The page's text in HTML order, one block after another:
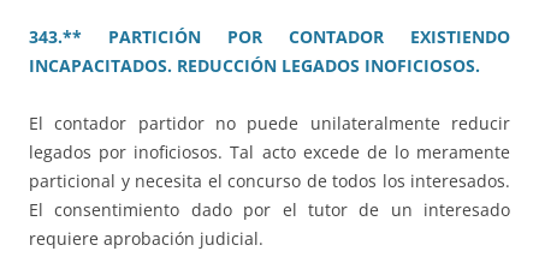
343.** PARTICIÓN POR CONTADOR EXISTIENDO
INCAPACITADOS. REDUCCIÓN LEGADOS INOFICIOSOS.
El contador partidor no puede unilateralmente reducir
legados por inoficiosos. Tal acto excede de lo meramente
particional y necesita el concurso de todos los interesados.
El consentimiento dado por el tutor de un interesado
requiere aprobación judicial.